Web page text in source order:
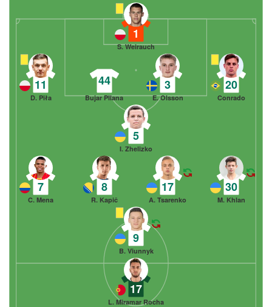
1
S. Weirauch
20
Conrado
3
E. Olsson
44
Bujar Pllana
11
D. Piła
5
I. Zhelizko
30
M. Khlan
17
A. Tsarenko
8
R. Kapič
7
C. Mena
9
B. Viunnyk
17
L. Miramar Rocha